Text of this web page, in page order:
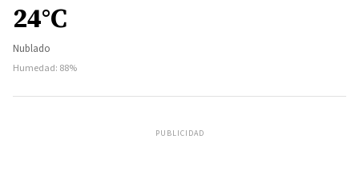
24°C
Nublado
Humedad: 88%
PUBLICIDAD